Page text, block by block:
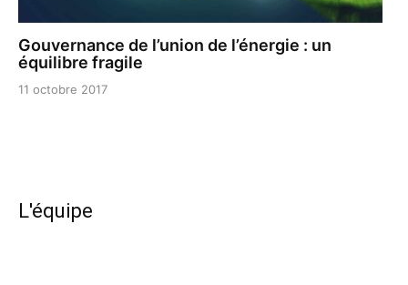
Gouvernance de l’union de l’énergie : un
équilibre fragile
11 octobre 2017
L'équipe